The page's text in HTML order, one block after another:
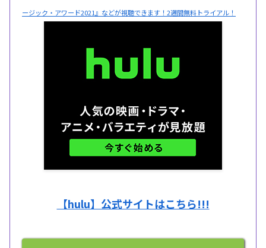
ージック・アワード2021』などが視聴できます！2週間無料トライアル！
【hulu】公式サイトはこちら!!!